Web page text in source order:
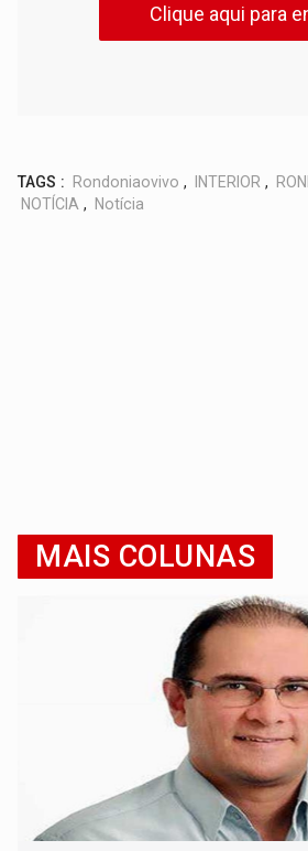
Clique aqui para
TAGS : Rondoniaovivo , INTERIOR ,
NOTÍCIA , Notícia
MAIS COLUNAS